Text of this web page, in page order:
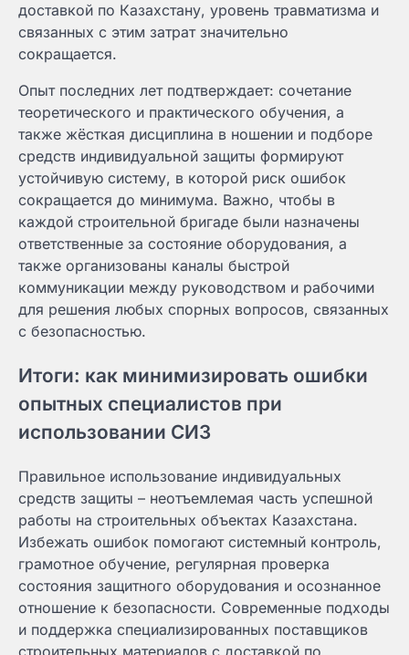
доставкой по Казахстану, уровень травматизма и
связанных с этим затрат значительно
сокращается.
Опыт последних лет подтверждает: сочетание
теоретического и практического обучения, а
также жёсткая дисциплина в ношении и подборе
средств индивидуальной защиты формируют
устойчивую систему, в которой риск ошибок
сокращается до минимума. Важно, чтобы в
каждой строительной бригаде были назначены
ответственные за состояние оборудования, а
также организованы каналы быстрой
коммуникации между руководством и рабочими
для решения любых спорных вопросов, связанных
с безопасностью.
Итоги: как минимизировать ошибки
опытных специалистов при
использовании СИЗ
Правильное использование индивидуальных
средств защиты – неотъемлемая часть успешной
работы на строительных объектах Казахстана.
Избежать ошибок помогают системный контроль,
грамотное обучение, регулярная проверка
состояния защитного оборудования и осознанное
отношение к безопасности. Современные подходы
и поддержка специализированных поставщиков